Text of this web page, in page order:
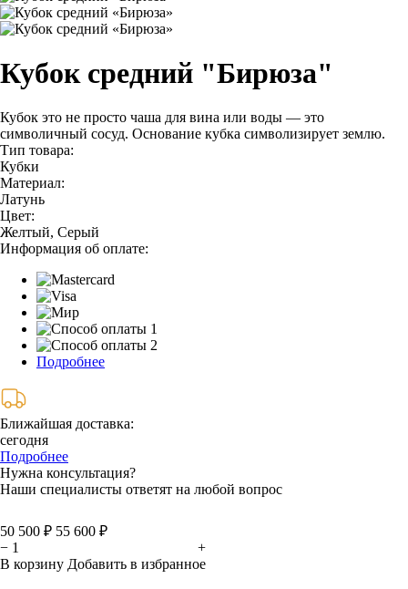
Кубок средний "Бирюза"
Кубок это не просто чаша для вина или воды — это
символичный сосуд. Основание кубка символизирует землю.
Тип товара:
Кубки
Материал:
Латунь
Цвет:
Желтый, Серый
Информация об оплате:
Подробнее
Ближайшая доставка:
сегодня
Подробнее
Нужна консультация?
Наши специалисты ответят на любой вопрос
50 500 ₽ 55 600 ₽
−
+
В корзину Добавить в избранное